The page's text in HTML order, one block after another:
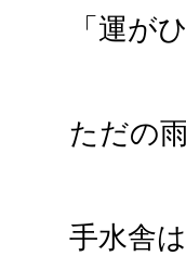
「運が
ただの
手水舎